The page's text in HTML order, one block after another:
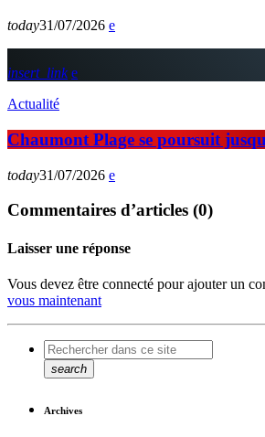
today31/07/2026
insert_link
Actualité
Chaumont Plage se poursuit
today31/07/2026
Commentaires d’articles (0)
Laisser une réponse
Vous devez être connecté pour ajouter un
vous maintenant
search
Archives